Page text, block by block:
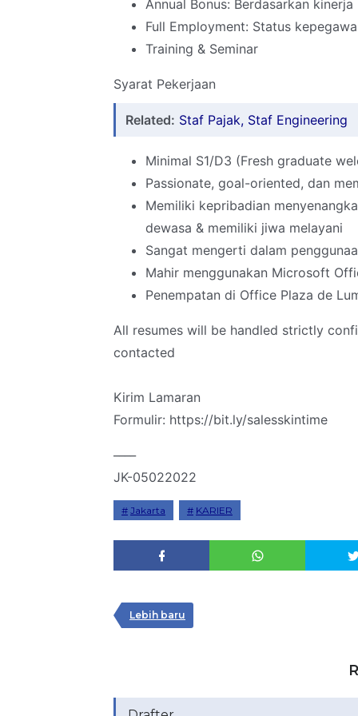
Annual Bonus: Berdasarkan
Full Employment: Status
Training & Seminar
Syarat Pekerjaan
Related: Staf Pajak, Staf Engineering
Minimal S1/D3 (Fresh graduate
Passionate, goal-oriented, dan
Memiliki kepribadian
dewasa & memiliki jiwa melayani
Sangat mengerti dalam
Mahir menggunakan Microsoft
Penempatan di Office Plaza de
All resumes will be handled strictly
contacted
Kirim Lamaran
Formulir: https://bit.ly/salesskintime
JK-05022022
Jakarta KARIER
Lebih baru